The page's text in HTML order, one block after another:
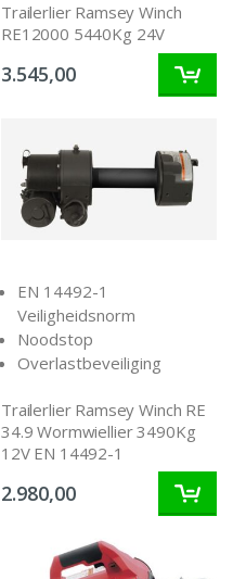
Trailerlier Ramsey Winch
RE12000 5440Kg 24V
3.545,00
EN 14492-1
Veiligheidsnorm
Noodstop
Overlastbeveiliging
Trailerlier Ramsey Winch RE
34.9 Wormwiellier 3490Kg
12V EN 14492-1
2.980,00